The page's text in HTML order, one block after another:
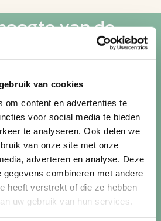
van cookies
om content en advertenties te
voor social media te bieden
te analyseren. Ook delen we
van onze site met onze
adverteren en analyse. Deze
gegevens combineren met andere
heeft verstrekt of die ze hebben
uw gebruik van hun services.
van de
maand onze nieuwsbrief met de
kunt zich elk moment weer
in de nieuwsbrief.
hoe wij zorgvuldig omgaan met uw